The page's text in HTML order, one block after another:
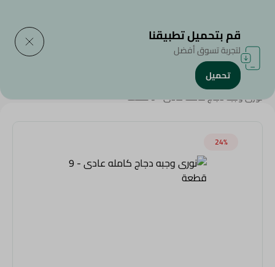
الرئيسية/الأطعمة المجمدة
نورى وجبه دجاج كامله عادى - 9 قطعة
24‎%‎
قم بتحميل تطبيقنا
لتجربة تسوق أفضل
تحميل